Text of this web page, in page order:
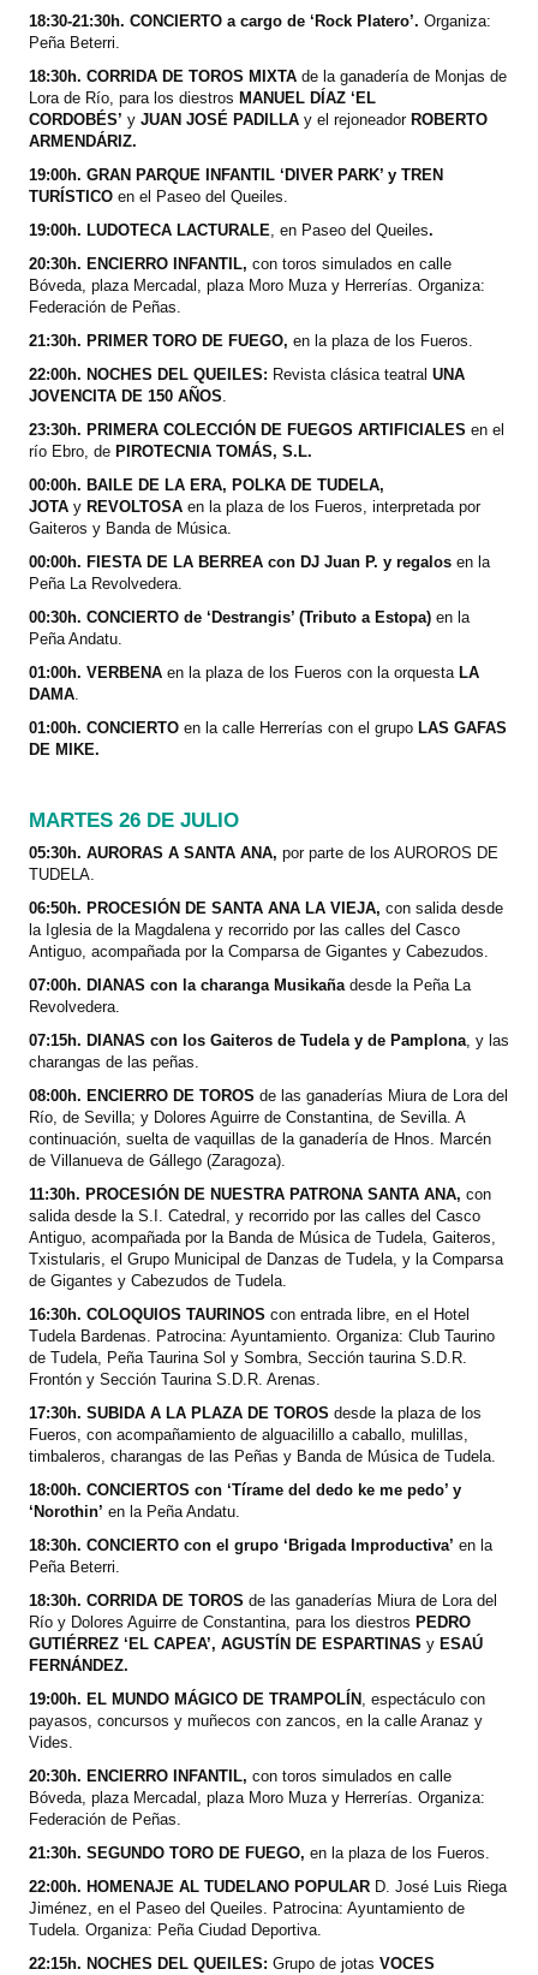
18:30-21:30h. CONCIERTO a cargo de ‘Rock Platero’. Organiza:
Peña Beterri.
18:30h. CORRIDA DE TOROS MIXTA de la ganadería de Monjas de
Lora de Río, para los diestros MANUEL DÍAZ ‘EL
CORDOBÉS’ y JUAN JOSÉ PADILLA y el rejoneadorROBERTO
ARMENDÁRIZ.
19:00h. GRAN PARQUE INFANTIL ‘DIVER PARK’ y TREN
TURÍSTICO en el Paseo del Queiles.
19:00h. LUDOTECA LACTURALE, en Paseo del Queiles.
20:30h. ENCIERRO INFANTIL, con toros simulados en calle
Bóveda, plaza Mercadal, plaza Moro Muza y Herrerías. Organiza:
Federación de Peñas.
21:30h. PRIMER TORO DE FUEGO, en la plaza de los Fueros.
22:00h. NOCHES DEL QUEILES: Revista clásica teatral UNA
JOVENCITA DE 150 AÑOS.
23:30h. PRIMERA COLECCIÓN DE FUEGOS ARTIFICIALES en el
río Ebro, de PIROTECNIA TOMÁS, S.L.
00:00h. BAILE DE LA ERA, POLKA DE TUDELA,
JOTA y REVOLTOSA en la plaza de los Fueros, interpretada por
Gaiteros y Banda de Música.
00:00h. FIESTA DE LA BERREA con DJ Juan P. y regalos en la
Peña La Revolvedera.
00:30h. CONCIERTO de ‘Destrangis’ (Tributo a Estopa) en la
Peña Andatu.
01:00h. VERBENA en la plaza de los Fueros con la orquesta LA
DAMA.
01:00h. CONCIERTO en la calle Herrerías con el grupo LAS GAFAS
DE MIKE.
MARTES 26 DE JULIO
05:30h. AURORAS A SANTA ANA, por parte de los AUROROS DE
TUDELA.
06:50h. PROCESIÓN DE SANTA ANA LA VIEJA, con salida desde
la Iglesia de la Magdalena y recorrido por las calles del Casco
Antiguo, acompañada por la Comparsa de Gigantes y Cabezudos.
07:00h. DIANAS con la charanga Musikañadesde la Peña La
Revolvedera.
07:15h. DIANAS con los Gaiteros de Tudela y de Pamplona, y las
charangas de las peñas.
08:00h. ENCIERRO DE TOROS de las ganaderías Miura de Lora del
Río, de Sevilla; y Dolores Aguirre de Constantina, de Sevilla. A
continuación, suelta de vaquillas de la ganadería de Hnos. Marcén
de Villanueva de Gállego (Zaragoza).
11:30h. PROCESIÓN DE NUESTRA PATRONA SANTA ANA, con
salida desde la S.I. Catedral, y recorrido por las calles del Casco
Antiguo, acompañada por la Banda de Música de Tudela, Gaiteros,
Txistularis, el Grupo Municipal de Danzas de Tudela, y la Comparsa
de Gigantes y Cabezudos de Tudela.
16:30h. COLOQUIOS TAURINOS con entrada libre, en el Hotel
Tudela Bardenas. Patrocina: Ayuntamiento. Organiza: Club Taurino
de Tudela, Peña Taurina Sol y Sombra, Sección taurina S.D.R.
Frontón y Sección Taurina S.D.R. Arenas.
17:30h. SUBIDA A LA PLAZA DE TOROS desde la plaza de los
Fueros, con acompañamiento de alguacilillo a caballo, mulillas,
timbaleros, charangas de las Peñas y Banda de Música de Tudela.
18:00h. CONCIERTOS con ‘Tírame del dedo ke me pedo’ y
‘Norothin’ en la Peña Andatu.
18:30h. CONCIERTO con el grupo ‘Brigada Improductiva’ en la
Peña Beterri.
18:30h. CORRIDA DE TOROS de las ganaderías Miura de Lora del
Río y Dolores Aguirre de Constantina, para los diestros PEDRO
GUTIÉRREZ ‘EL CAPEA’, AGUSTÍN DE ESPARTINAS y ESAÚ
FERNÁNDEZ.
19:00h. EL MUNDO MÁGICO DE TRAMPOLÍN , espectáculo con
payasos, concursos y muñecos con zancos, en la calle Aranaz y
Vides.
20:30h. ENCIERRO INFANTIL, con toros simulados en calle
Bóveda, plaza Mercadal, plaza Moro Muza y Herrerías. Organiza:
Federación de Peñas.
21:30h. SEGUNDO TORO DE FUEGO, en la plaza de los Fueros.
22:00h. HOMENAJE AL TUDELANO POPULAR D. José Luis Riega
Jiménez, en el Paseo del Queiles. Patrocina: Ayuntamiento de
Tudela. Organiza: Peña Ciudad Deportiva.
22:15h. NOCHES DEL QUEILES: Grupo de jotas VOCES